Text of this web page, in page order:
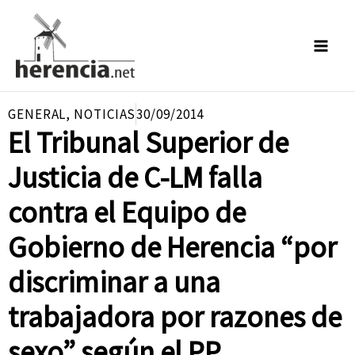
contenido
GENERAL, NOTICIAS30/09/2014
El Tribunal Superior de
Justicia de C-LM falla
contra el Equipo de
Gobierno de Herencia “por
discriminar a una
trabajadora por razones de